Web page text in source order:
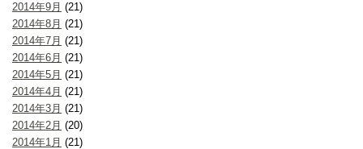
2014年9月 (21)
2014年8月 (21)
2014年7月 (21)
2014年6月 (21)
2014年5月 (21)
2014年4月 (21)
2014年3月 (21)
2014年2月 (20)
2014年1月 (21)